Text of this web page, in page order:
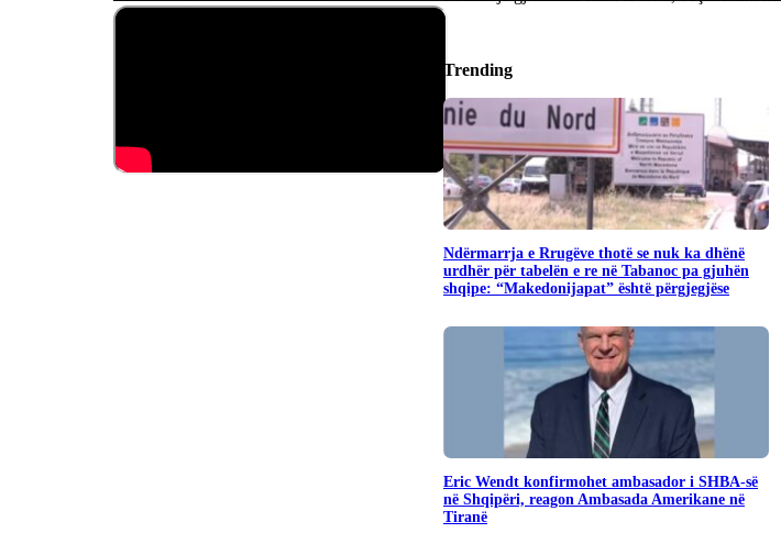
Trending
Ndërmarrja e Rrugëve thotë se nuk ka dhënë
urdhër për tabelën e re në Tabanoc pa gjuhën
shqipe: “Makedonijapat” është përgjegjëse
Eric Wendt konfirmohet ambasador i SHBA-së
në Shqipëri, reagon Ambasada Amerikane në
Tiranë